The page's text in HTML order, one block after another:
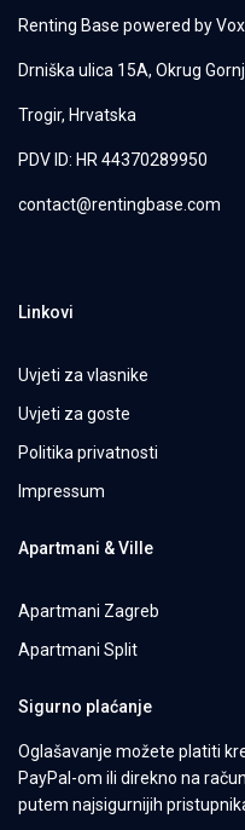
Renting Base powered by
Drniška ulica 15A, Okrug
Trogir, Hrvatska
PDV ID: HR 44370289950
contact@rentingbase.com
Linkovi
Uvjeti za vlasnike
Uvjeti za goste
Politika privatnosti
Impressum
Apartmani & Ville
Apartmani Zagreb
Apartmani Split
Sigurno plaćanje
Oglašavanje možete platiti
PayPal-om ili direkno na
putem najsigurnijih